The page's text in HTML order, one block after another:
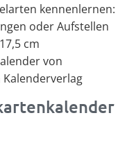
kennenlernen:
oder Aufstellen
cm
von